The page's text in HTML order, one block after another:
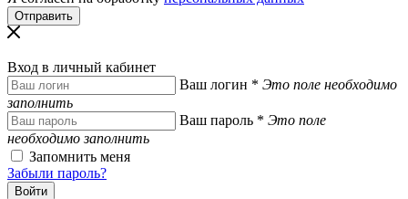
Вход в личный кабинет
Ваш логин * Это поле необходимо
заполнить
Ваш пароль * Это поле
необходимо заполнить
Запомнить меня
Забыли пароль?